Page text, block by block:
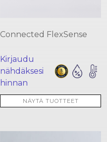
Connected FlexSense
Kirjaudu
nähdäksesi
hinnan
NÄYTÄ TUOTTEET